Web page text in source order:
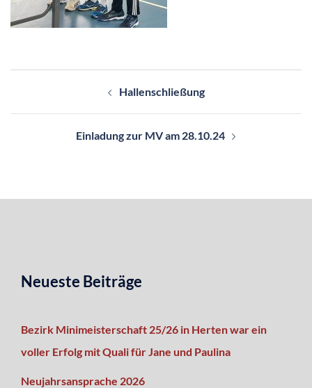
Beitragsnavigation
Hallenschließung
Einladung zur MV am 28.10.24
Neueste Beiträge
Bezirk Minimeisterschaft 25/26 in Herten war ein
voller Erfolg mit Quali für Jane und Paulina
Neujahrsansprache 2026